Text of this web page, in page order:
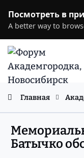
Посмотреть в
A better way to
Главная
Батычко